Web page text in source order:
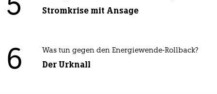
5 Stromkrise mit Ansage
6 Was tun gegen den Energiewende-Rollback?
Der Urknall